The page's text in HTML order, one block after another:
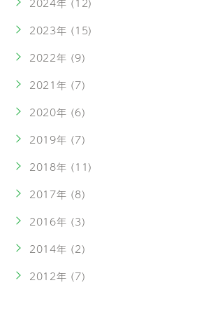
2023年 (15)
2022年 (9)
2021年 (7)
2020年 (6)
2019年 (7)
2018年 (11)
2017年 (8)
2016年 (3)
2014年 (2)
2012年 (7)